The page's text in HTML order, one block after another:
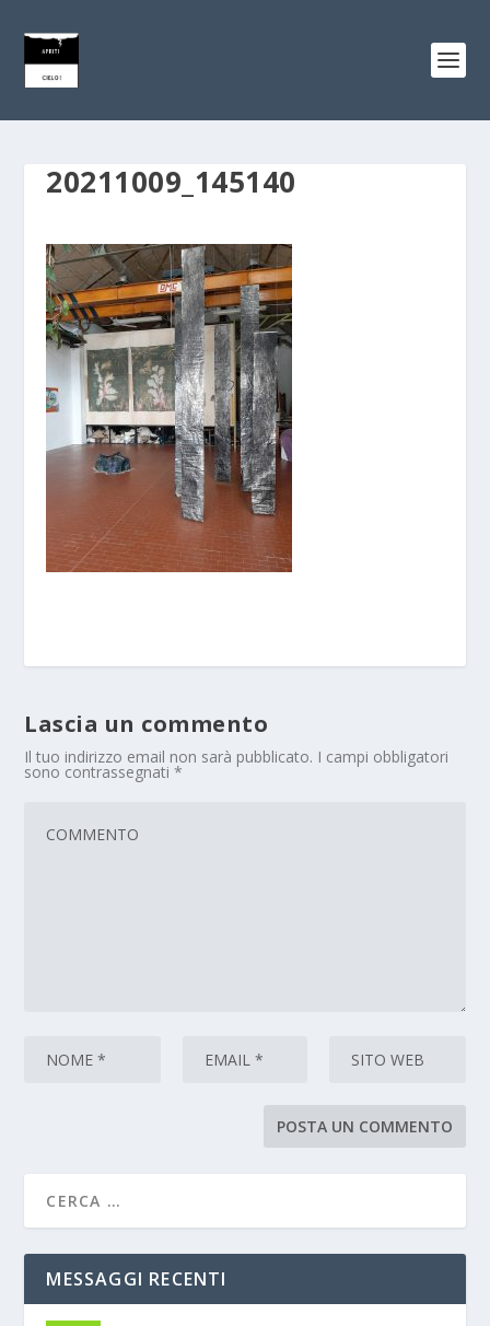
20211009_145140
Lascia un commento
Il tuo indirizzo email non sarà pubblicato. I campi obbligatori
sono contrassegnati*
MESSAGGI RECENTI